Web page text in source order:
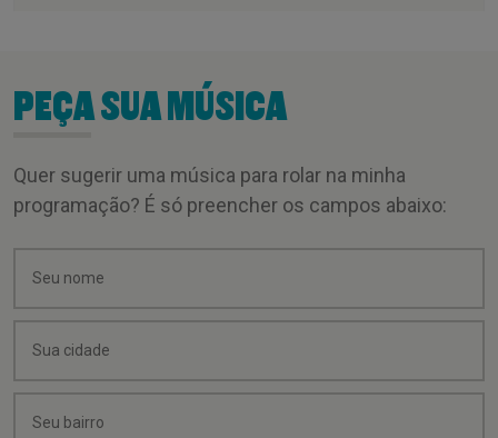
PEÇA SUA MÚSICA
Quer sugerir uma música para rolar na minha
programação? É só preencher os campos abaixo: